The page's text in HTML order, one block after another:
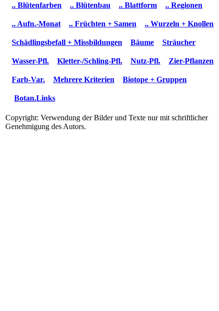
.. Blütenfarben .. Blütenbau .. Blattform .. Regionen
.. Aufn.-Monat .. Früchten + Samen .. Wurzeln + Knollen
Schädlingsbefall + Missbildungen Bäume Sträucher
Wasser-Pfl. Kletter-/Schling-Pfl. Nutz-Pfl. Zier-Pflanzen
Farb-Var. Mehrere Kriterien Biotope + Gruppen
Botan.Links
Copyright: Verwendung der Bilder und Texte nur mit schriftlicher
Genehmigung des Autors.